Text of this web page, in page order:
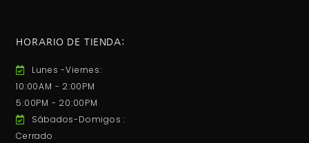
HORARIO DE TIENDA:
Lunes -Viernes:
10:00AM - 2:00PM
5:00PM - 20:00PM
Sábados-Domigos :
Cerrado